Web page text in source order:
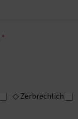
*
◇ Zerbrechlich